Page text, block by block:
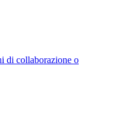
di collaborazione o